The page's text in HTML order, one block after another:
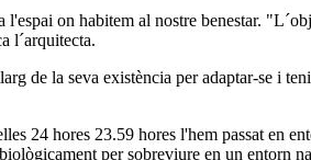
on habitem al nostre benestar.
l´arquitecta.
de la seva existència per adaptar-se i
24 hores 23.59 hores l'hem passat en
per sobreviure en un entorn